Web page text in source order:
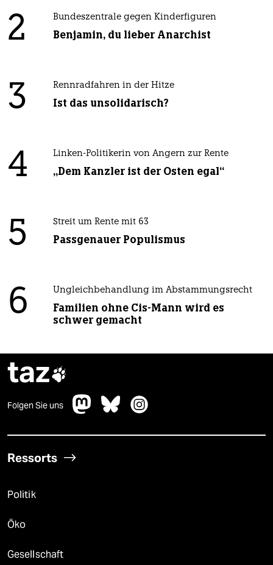
2 Bundeszentrale gegen Kinderfiguren
Benjamin, du lieber Anarchist
3 Rennradfahren in der Hitze
Ist das unsolidarisch?
4 Linken-Politikerin von Angern zur Rente
„Dem Kanzler ist der Osten egal“
5 Streit um Rente mit 63
Passgenauer Populismus
6 Ungleichbehandlung im Abstammungsrecht
Familien ohne Cis-Mann wird es
schwer gemacht
taz
Folgen Sie uns
Ressorts
Politik
Öko
Gesellschaft